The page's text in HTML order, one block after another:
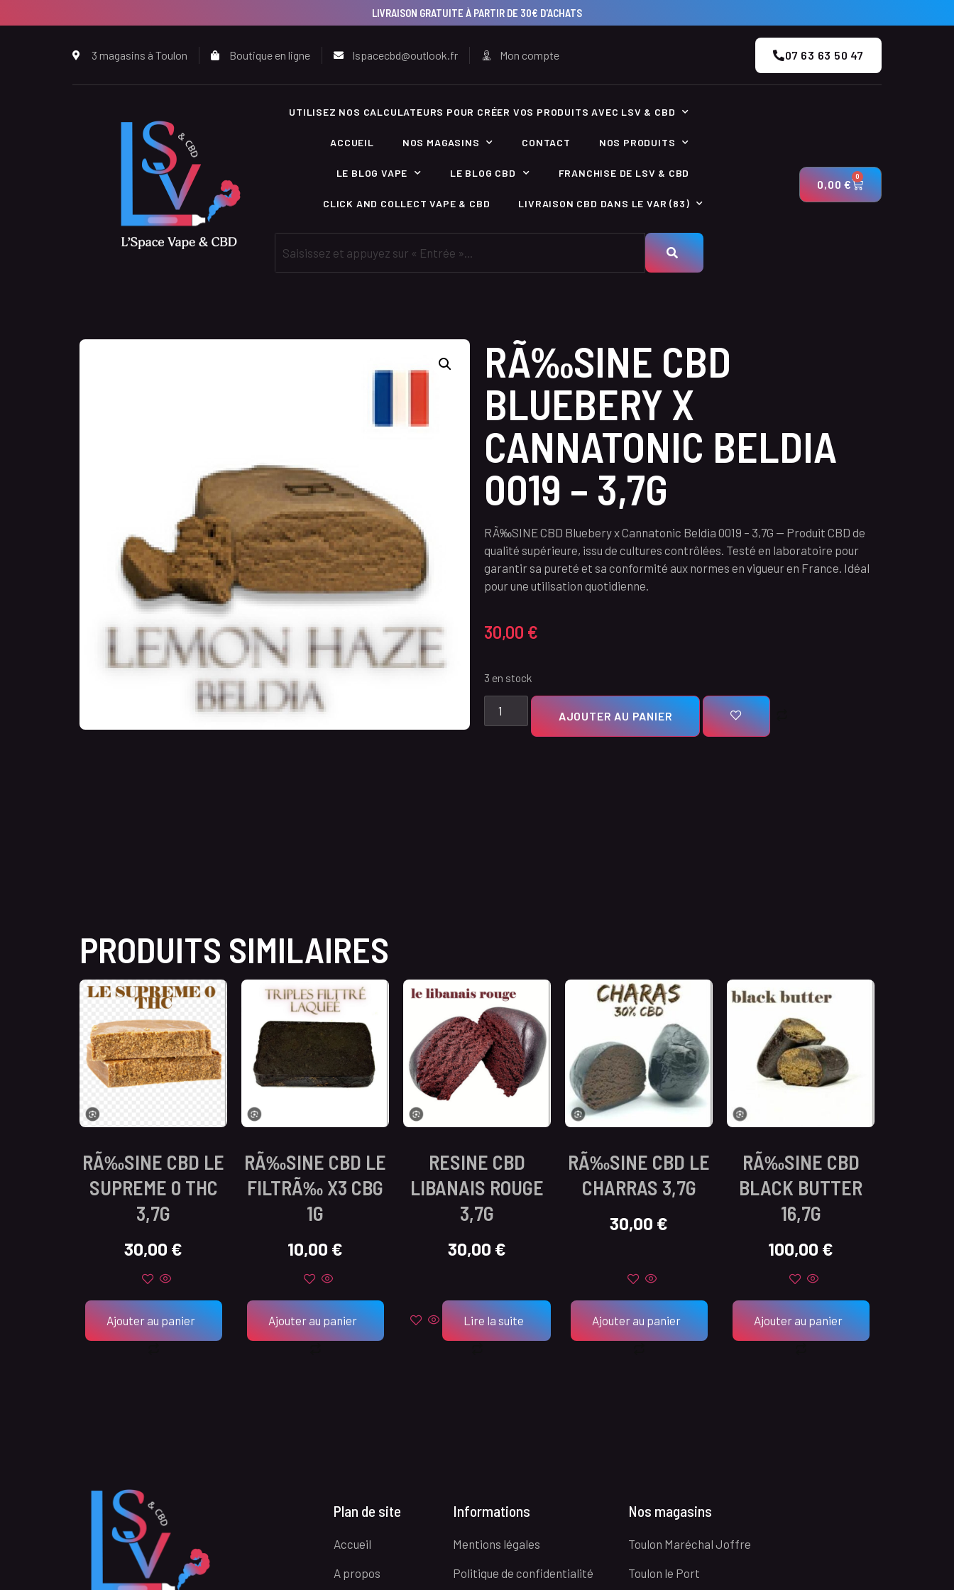
LIVRAISON GRATUITE À PARTIR DE 30€ D'ACHATS
3 magasins à Toulon Boutique en ligne lspacecbd@outlook.fr Mon compte 07 63 63 50 47
UTILISEZ NOS CALCULATEURS POUR CRÉER VOS PRODUITS AVEC LSV & CBD
ACCUEIL NOS MAGASINS CONTACT NOS PRODUITS
LE BLOG VAPE LE BLOG CBD FRANCHISE DE LSV & CBD
CLICK AND COLLECT VAPE & CBD LIVRAISON CBD DANS LE VAR (83)
0,00€
0
RÃ‰SINE CBD
BLUEBERY X
CANNATONIC BELDIA
0019 – 3,7G
RÃ‰SINE CBD Bluebery x Cannatonic Beldia 0019 – 3,7G — Produit CBD de
qualité supérieure, issu de cultures contrôlées. Testé en laboratoire pour
garantir sa pureté et sa conformité aux normes en vigueur en France. Idéal
pour une utilisation quotidienne.
30,00 €
3 en stock
AJOUTER AU PANIER
PRODUITS SIMILAIRES
RÃ‰SINE CBD LE
SUPREME 0 THC
3,7G
30,00 €
Ajouter au panier
RÃ‰SINE CBD LE
FILTRÃ‰ X3 CBG
1G
10,00 €
Ajouter au panier
RESINE CBD
LIBANAIS ROUGE
3,7G
30,00 €
Lire la suite
RÃ‰SINE CBD LE
CHARRAS 3,7G
30,00 €
Ajouter au panier
RÃ‰SINE CBD
BLACK BUTTER
16,7G
100,00 €
Ajouter au panier
Plan de site
Accueil
A propos
Informations
Mentions légales
Politique de confidentialité
Nos magasins
Toulon Maréchal Joffre
Toulon le Port